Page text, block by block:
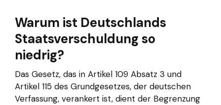
Warum ist Deutschlands
Staatsverschuldung so
niedrig?
Das Gesetz, das in Artikel 109 Absatz 3 und
Artikel 115 des Grundgesetzes, der deutschen
Verfassung, verankert ist, dient der Begrenzung